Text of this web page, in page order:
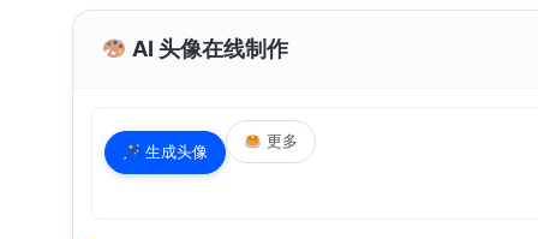
AI 头像在线制作
生成头像
更多